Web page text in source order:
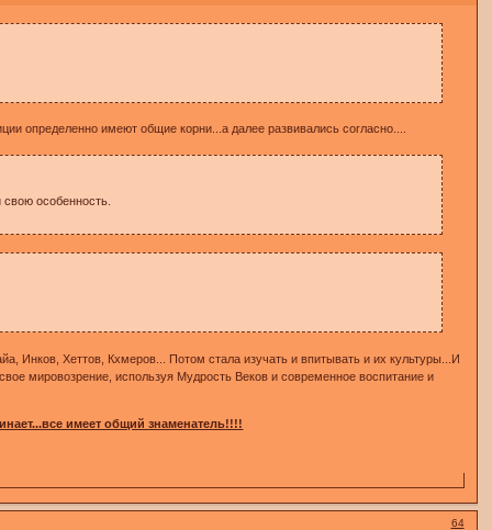
определенно имеют общие корни...а далее развивались согласно....
особенность.
Инков, Хеттов, Кхмеров... Потом стала изучать и впитывать и их культуры...И
мировозрение, используя Мудрость Веков и современное воспитание и
имеет общий знаменатель!!!!
64